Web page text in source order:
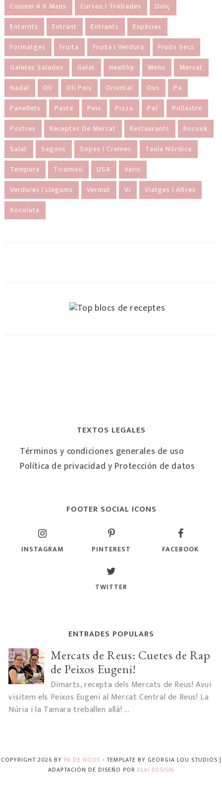
Cuinem A 6 Mans
Cursos I Trobades
Dolç
Entarnts
Entrant Entrants
Espècies
Formatges
Fruita Fruita I Verdura
Fruits Secs
Galetes Salades
Gelat Healthy Menu
Mercat
Nadal
Oli Oli Peix Oriental Ous
Pa
Panellets
Pasta Peix Pizza Pol
Pollastre
Postres
Receptes De Mercat Restaurants
Rocook
Salat
Segons Sopes I Cremes
Taula Nòrdica
Tempura
Tiramisú USA
Varis
Verdures I Llegums
Vermut Vi
Viatges I Altres
Xocolata
TEXTOS LEGALES
Términos y condiciones generales de uso
Política de privacidad y Protección de datos
FOOTER SOCIAL ICONS
INSTAGRAM PINTEREST FACEBOOK
TWITTER
ENTRADES POPULARS
Mercats de Reus: Cuetes de Rap
de Peixos Eugeni!
Dimarts, recepta dels Mercats de Reus! Avui
visitem els Peixos Eugeni al Mercat Central de Reus! La
Núria i la Tamara treballen allà! ...
COPYRIGHT 2026 BY PA DE NOUS - TEMPLATE BY GEORGIA LOU STUDIOS |
ADAPTACIÓN DE DISEÑO POR ELAI DESIGN